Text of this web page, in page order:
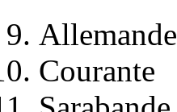
Allemande
Courante